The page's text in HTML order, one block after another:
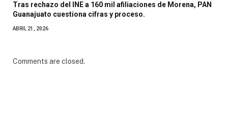
Tras rechazo del INE a 160 mil afiliaciones de Morena, PAN
Guanajuato cuestiona cifras y proceso.
ABRIL 21, 2026
Comments are closed.